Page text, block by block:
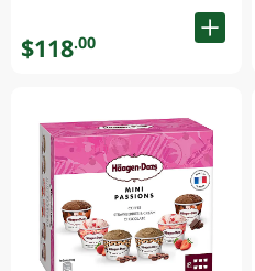
$118.00